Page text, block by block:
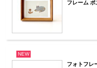
フレーム
NEW
フォトフレ